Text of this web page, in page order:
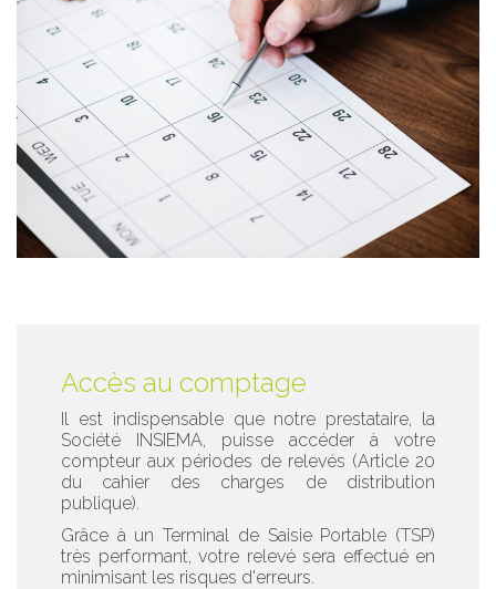
Accès au comptage
Il est indispensable que notre prestataire, la
Société INSIEMA, puisse accéder à votre
compteur aux périodes de relevés (Article 20
du cahier des charges de distribution
publique).
Grâce à un Terminal de Saisie Portable (TSP)
très performant, votre relevé sera effectué en
minimisant les risques d'erreurs.